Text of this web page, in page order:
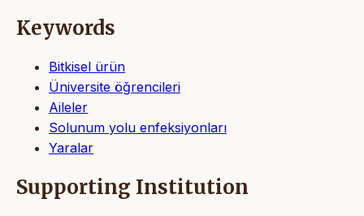
Keywords
Bitkisel ürün
Üniversite öğrencileri
Aileler
Solunum yolu enfeksiyonları
Yaralar
Supporting Institution